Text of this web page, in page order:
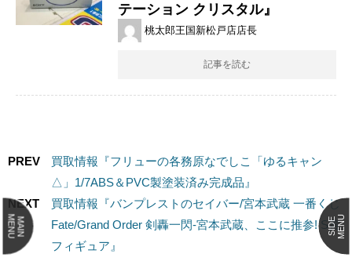
テーション ​クリスタル』
桃太郎王国新松戸店店長
記事を読む
PREV
買取情報『フリューの各務原なでしこ「ゆるキャン
△」1/7ABS＆PVC製塗装済み完成品』
NEXT
買取情報『バンプレストのセイバー/宮本武蔵 ​一番くじ ​
Fate/Grand ​Order ​剣轟一閃‐宮本武蔵、ここに推参! ​S賞 ​
フィギュア』
MAIN
MENU SIDEMENU